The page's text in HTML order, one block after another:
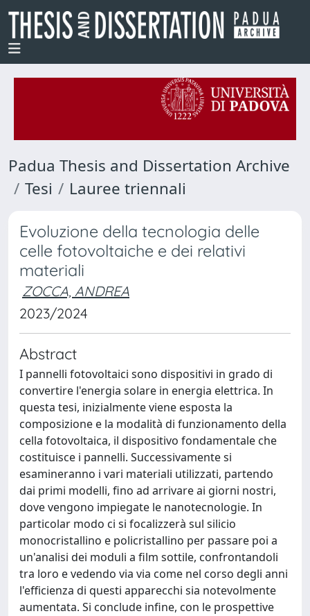
Padua Thesis and Dissertation Archive
Tesi
Lauree triennali
Evoluzione della tecnologia delle
celle fotovoltaiche e dei relativi
materiali
ZOCCA, ANDREA
2023/2024
Abstract
I pannelli fotovoltaici sono dispositivi in grado di
convertire l'energia solare in energia elettrica. In
questa tesi, inizialmente viene esposta la
composizione e la modalità di funzionamento della
cella fotovoltaica, il dispositivo fondamentale che
costituisce i pannelli. Successivamente si
esamineranno i vari materiali utilizzati, partendo
dai primi modelli, fino ad arrivare ai giorni nostri,
dove vengono impiegate le nanotecnologie. In
particolar modo ci si focalizzerà sul silicio
monocristallino e policristallino per passare poi a
un'analisi dei moduli a film sottile, confrontandoli
tra loro e vedendo via via come nel corso degli anni
l'efficienza di questi apparecchi sia notevolmente
aumentata. Si conclude infine, con le prospettive